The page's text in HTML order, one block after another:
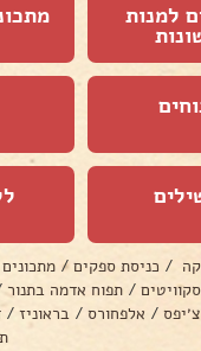
למנות
/ כניסת ספקים / מתכונים
/ תפוח אדמה בתנור
/ אלפחורס / בראוניז /